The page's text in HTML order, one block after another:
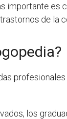
importante
de la
los